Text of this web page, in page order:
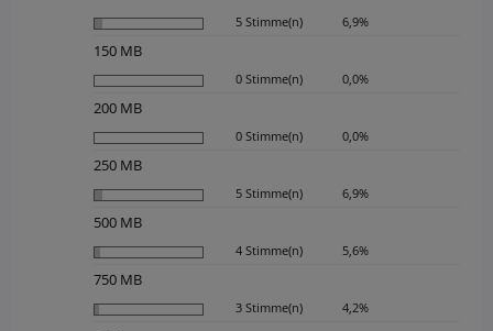
5 Stimme(n) 6,9%
150 MB
0 Stimme(n) 0,0%
200 MB
0 Stimme(n) 0,0%
250 MB
5 Stimme(n) 6,9%
500 MB
4 Stimme(n) 5,6%
750 MB
3 Stimme(n) 4,2%